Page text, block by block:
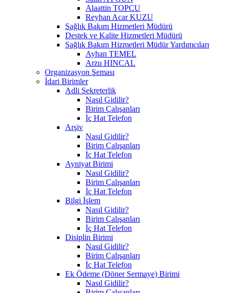
Alaattin TOPCU
Reyhan Acar KUZU
Sağlık Bakım Hizmetleri Müdürü
Destek ve Kalite Hizmetleri Müdürü
Sağlık Bakım Hizmetleri Müdür Yardımcıları
Ayhan TEMEL
Arzu HINCAL
Organizasyon Şeması
İdari Birimler
Adli Sekreterlik
Nasıl Gidilir?
Birim Çalışanları
İç Hat Telefon
Arşiv
Nasıl Gidilir?
Birim Çalışanları
İç Hat Telefon
Ayniyat Birimi
Nasıl Gidilir?
Birim Çalışanları
İç Hat Telefon
Bilgi İşlem
Nasıl Gidilir?
Birim Çalışanları
İç Hat Telefon
Disiplin Birimi
Nasıl Gidilir?
Birim Çalışanları
İç Hat Telefon
Ek Ödeme (Döner Sermaye) Birimi
Nasıl Gidilir?